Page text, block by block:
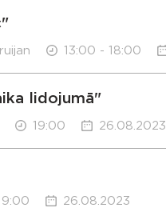
13:00 - 18:00
lidojumā"
19:00 26.08.2023
26.08.2023